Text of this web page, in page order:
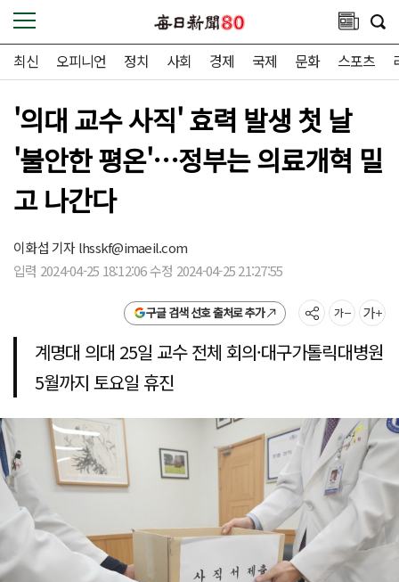
최신 오피니언 정치 사회 경제 국제 문화 스포츠
'의대 교수 사직' 효력 발생 첫 날
'불안한 평온'…정부는 의료개혁 밀
고 나간다
이화섭 기자lhsskf@imaeil.com
입력 2024-04-25 18:12:06 수정 2024-04-25 21:27:55
구글 검색 선호 출처로 추가
계명대 의대 25일 교수 전체 회의·대구가톨릭대병원
5월까지 토요일 휴진